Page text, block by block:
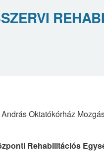
Oktatókórház
Rehabilitációs